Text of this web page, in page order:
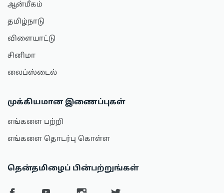
ஆன்மீகம்
தமிழ்நாடு
விளையாட்டு
சினிமா
லைப்ஸ்டைல்
முக்கியமான இணைப்புகள்
எங்களை பற்றி
எங்களை தொடர்பு கொள்ள
தென்தமிழைப் பின்பற்றுங்கள்